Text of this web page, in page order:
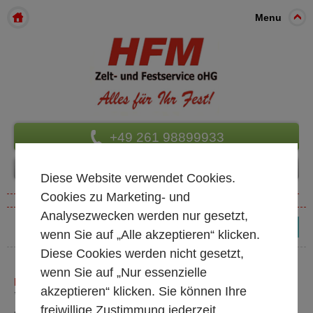
Menu
+49 261 98899933
LIGHTBAR KLASSISCH
* alle Preise exkl. MwSt.
Diese Website verwendet Cookies.
Cookies zu Marketing- und
Analysezwecken werden nur gesetzt,
wenn Sie auf „Alle akzeptieren“ klicken.
Diese Cookies werden nicht gesetzt,
wenn Sie auf „Nur essenzielle
akzeptieren“ klicken. Sie können Ihre
freiwillige Zustimmung jederzeit